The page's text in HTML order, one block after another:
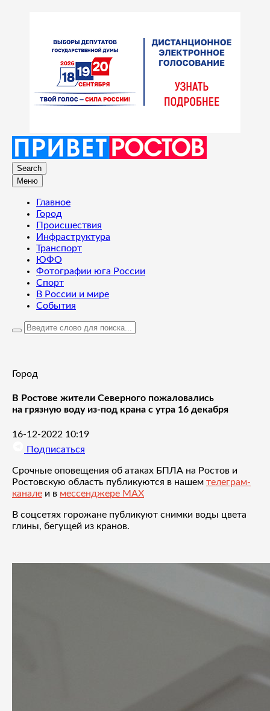
Search
Меню
Главное
Город
Происшествия
Инфраструктура
Транспорт
ЮФО
Фотографии юга России
Спорт
В России и мире
События
Город
В Ростове жители Северного пожаловались
на грязную воду из-под крана с утра 16 декабря
16-12-2022 10:19
Подписаться
Срочные оповещения об атаках БПЛА на Ростов и
Ростовскую область публикуются в нашем телеграм-
канале и в мессенджере MAX
В соцсетях горожане публикуют снимки воды цвета
глины, бегущей из кранов.